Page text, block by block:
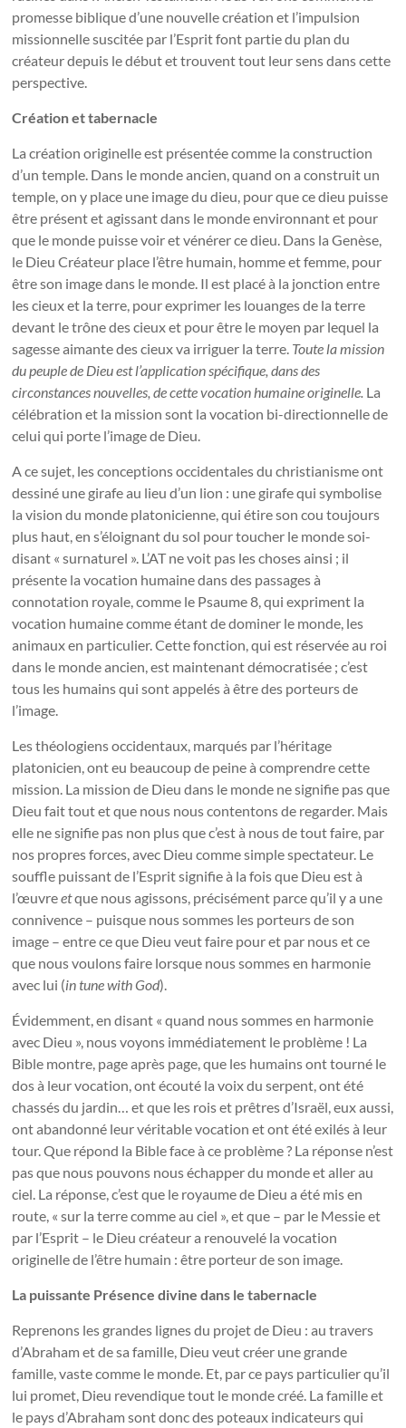
promesse biblique d’une nouvelle création et l’impulsion
missionnelle suscitée par l’Esprit font partie du plan du
créateur depuis le début et trouvent tout leur sens dans cette
perspective.
Création et tabernacle
La création originelle est présentée comme la construction
d’un temple. Dans le monde ancien, quand on a construit un
temple, on y place une image du dieu, pour que ce dieu puisse
être présent et agissant dans le monde environnant et pour
que le monde puisse voir et vénérer ce dieu. Dans la Genèse,
le Dieu Créateur place l’être humain, homme et femme, pour
être son image dans le monde. Il est placé à la jonction entre
les cieux et la terre, pour exprimer les louanges de la terre
devant le trône des cieux et pour être le moyen par lequel la
sagesse aimante des cieux va irriguer la terre. Toute la mission
du peuple de Dieu est l’application spécifique, dans des
circonstances nouvelles, de cette vocation humaine originelle. La
célébration et la mission sont la vocation bi-directionnelle de
celui qui porte l’image de Dieu.
A ce sujet, les conceptions occidentales du christianisme ont
dessiné une girafe au lieu d’un lion : une girafe qui symbolise
la vision du monde platonicienne, qui étire son cou toujours
plus haut, en s’éloignant du sol pour toucher le monde soi-
disant « surnaturel ». L’AT ne voit pas les choses ainsi ; il
présente la vocation humaine dans des passages à
connotation royale, comme le Psaume 8, qui expriment la
vocation humaine comme étant de dominer le monde, les
animaux en particulier. Cette fonction, qui est réservée au roi
dans le monde ancien, est maintenant démocratisée ; c’est
tous les humains qui sont appelés à être des porteurs de
l’image.
Les théologiens occidentaux, marqués par l’héritage
platonicien, ont eu beaucoup de peine à comprendre cette
mission. La mission de Dieu dans le monde ne signifie pas que
Dieu fait tout et que nous nous contentons de regarder. Mais
elle ne signifie pas non plus que c’est à nous de tout faire, par
nos propres forces, avec Dieu comme simple spectateur. Le
souffle puissant de l’Esprit signifie à la fois que Dieu est à
l’œuvreetque nous agissons, précisément parce qu’il y a une
connivence – puisque nous sommes les porteurs de son
image – entre ce que Dieu veut faire pour et par nous et ce
que nous voulons faire lorsque nous sommes en harmonie
avec lui (in tune with God).
Évidemment, en disant « quand nous sommes en harmonie
avec Dieu », nous voyons immédiatement le problème ! La
Bible montre, page après page, que les humains ont tourné le
dos à leur vocation, ont écouté la voix du serpent, ont été
chassés du jardin… et que les rois et prêtres d’Israël, eux aussi,
ont abandonné leur véritable vocation et ont été exilés à leur
tour. Que répond la Bible face à ce problème ? La réponse n’est
pas que nous pouvons nous échapper du monde et aller au
ciel. La réponse, c’est que le royaume de Dieu a été mis en
route, « sur la terre comme au ciel », et que – par le Messie et
par l’Esprit – le Dieu créateur a renouvelé la vocation
originelle de l’être humain : être porteur de son image.
La puissante Présence divine dans le tabernacle
Reprenons les grandes lignes du projet de Dieu : au travers
d’Abraham et de sa famille, Dieu veut créer une grande
famille, vaste comme le monde. Et, par ce pays particulier qu’il
lui promet, Dieu revendique tout le monde créé. La famille et
le pays d’Abraham sont donc des poteaux indicateurs qui